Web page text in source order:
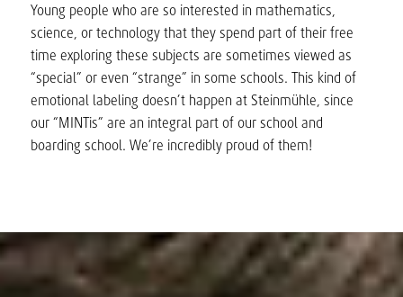
Young people who are so interested in mathematics,
science, or technology that they spend part of their free
time exploring these subjects are sometimes viewed as
“special” or even “strange” in some schools. This kind of
emotional labeling doesn’t happen at Steinmühle, since
our “MINTis” are an integral part of our school and
boarding school. We’re incredibly proud of them!